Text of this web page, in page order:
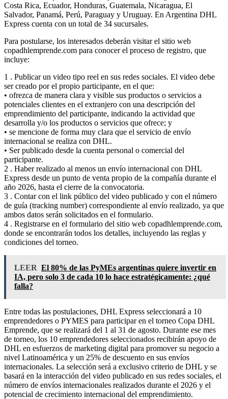
Costa Rica, Ecuador, Honduras, Guatemala, Nicaragua, El
Salvador, Panamá, Perú, Paraguay y Uruguay. En Argentina DHL
Express cuenta con un total de 34 sucursales.
Para postularse, los interesados deberán visitar el sitio web
copadhlemprende.com para conocer el proceso de registro, que
incluye:
1 . Publicar un video tipo reel en sus redes sociales. El video debe
ser creado por el propio participante, en el que:
• ofrezca de manera clara y visible sus productos o servicios a
potenciales clientes en el extranjero con una descripción del
emprendimiento del participante, indicando la actividad que
desarrolla y/o los productos o servicios que ofrece; y
• se mencione de forma muy clara que el servicio de envío
internacional se realiza con DHL.
• Ser publicado desde la cuenta personal o comercial del
participante.
2 . Haber realizado al menos un envío internacional con DHL
Express desde un punto de venta propio de la compañía durante el
año 2026, hasta el cierre de la convocatoria.
3 . Contar con el link público del video publicado y con el número
de guía (tracking number) correspondiente al envío realizado, ya que
ambos datos serán solicitados en el formulario.
4 . Registrarse en el formulario del sitio web copadhlemprende.com,
donde se encontrarán todos los detalles, incluyendo las reglas y
condiciones del torneo.
LEER El 80% de las PyMEs argentinas quiere invertir en
IA, pero solo 3 de cada 10 lo hace estratégicamente: ¿qué
falla?
Entre todas las postulaciones, DHL Express seleccionará a 10
emprendedores o PYMES para participar en el torneo Copa DHL
Emprende, que se realizará del 1 al 31 de agosto. Durante ese mes
de torneo, los 10 emprendedores seleccionados recibirán apoyo de
DHL en esfuerzos de marketing digital para promover su negocio a
nivel Latinoamérica y un 25% de descuento en sus envíos
internacionales. La selección será a exclusivo criterio de DHL y se
basará en la interacción del video publicado en sus redes sociales, el
número de envíos internacionales realizados durante el 2026 y el
potencial de crecimiento internacional del emprendimiento.